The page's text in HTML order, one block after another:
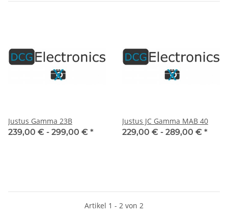
Justus Gamma 23B
239,00 € - 299,00 € *
Justus JC Gamma MAB 40
229,00 € - 289,00 € *
Artikel 1 - 2 von 2